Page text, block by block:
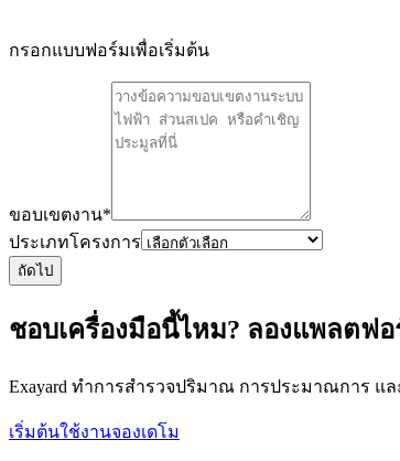
กรอกแบบฟอร์มเพื่อเริ่มต้น
ขอบเขตงาน*
ประเภทโครงการ
ถัดไป
ชอบเครื่องมือนี้ไหม? ลองแพลตฟ
Exayard ทำการสำรวจปริมาณ การประมาณการ
เริ่มต้นใช้งานจองเดโม